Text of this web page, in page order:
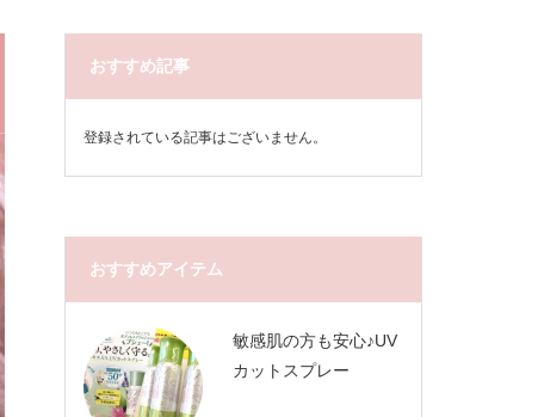
おすすめ記事
登録されている記事はございません。
おすすめアイテム
敏感肌の方も安心♪UV
カットスプレー